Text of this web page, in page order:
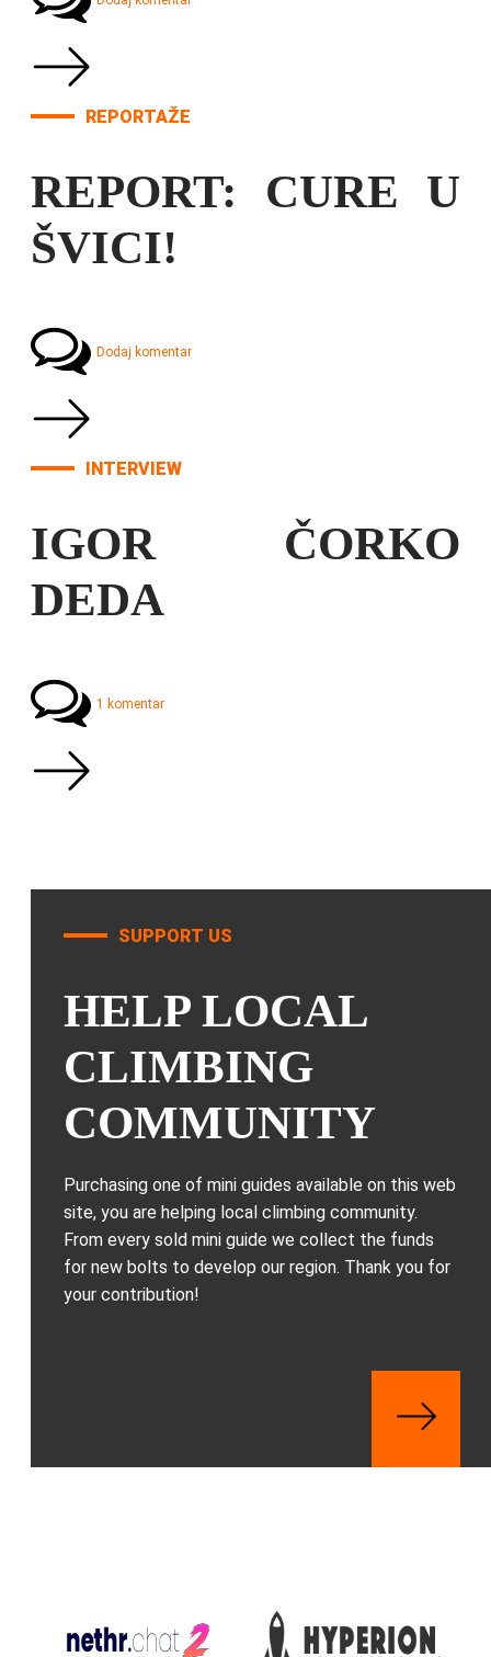
REPORTAŽE
REPORT: CURE U
ŠVICI!
Dodaj komentar
INTERVIEW
IGOR ČORKO
DEDA
1 komentar
SUPPORT US
HELP LOCAL
CLIMBING
COMMUNITY
Purchasing one of mini guides available on this web
site, you are helping local climbing community.
From every sold mini guide we collect the funds
for new bolts to develop our region. Thank you for
your contribution!